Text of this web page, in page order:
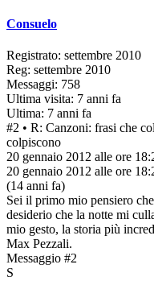
Consuelo
Registrato: settembre 2010
Reg: settembre 2010
Messaggi: 758
Ultima visita: 7 anni fa
Ultima: 7 anni fa
#2 • R: Canzoni: frasi che
colpiscono
20 gennaio 2012 alle ore
20 gennaio 2012 alle ore
(14 anni fa)
Sei il primo mio pensiero
desiderio che la notte mi
mio gesto, la storia più
Max Pezzali.
Messaggio #2
S